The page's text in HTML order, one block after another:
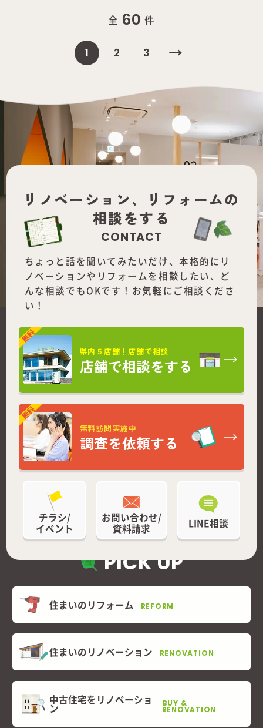
全 60 件
1 2 3
リノベーション、
リフォームの
相談をする
CONTACT
ちょっと話を聞いてみたいだけ、本格的にリ
ノベーションやリフォームを相談したい、ど
んな相談でもOKです！お気軽にご相談くださ
い！
県内５店舗！店舗で相談
店舗で相談をする
無料訪問実施中
調査を依頼する
チラシ/
イベント
お問い合わせ/
資料請求
LINE相談
PICK UP
住まいのリフォーム REFORM
住まいのリノベーション RENOVATION
中古住宅をリノベーショ
ン BUY &
RENOVATION